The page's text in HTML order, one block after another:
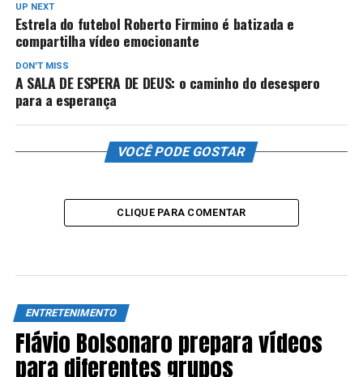
UP NEXT
Estrela do futebol Roberto Firmino é batizada e
compartilha vídeo emocionante
DON'T MISS
A SALA DE ESPERA DE DEUS: o caminho do desespero
para a esperança
VOCÊ PODE GOSTAR
CLIQUE PARA COMENTAR
ENTRETENIMENTO
Flávio Bolsonaro prepara vídeos
para diferentes grupos